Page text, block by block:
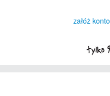
załóż konto